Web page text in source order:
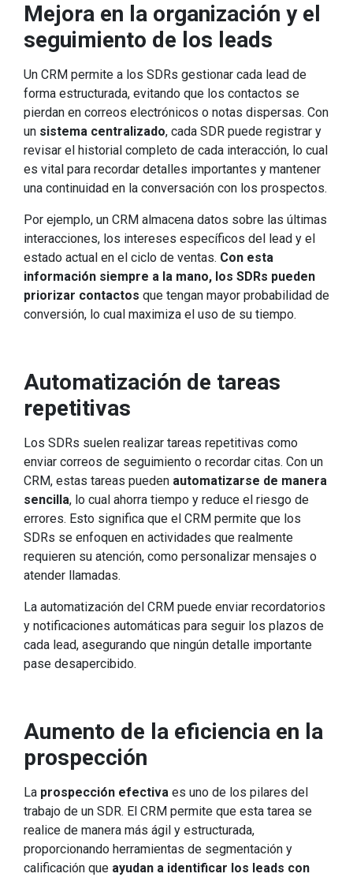
Mejora en la organización y el
seguimiento de los leads
Un CRM permite a los SDRs gestionar cada lead de
forma estructurada, evitando que los contactos se
pierdan en correos electrónicos o notas dispersas. Con
un sistema centralizado, cada SDR puede registrar y
revisar el historial completo de cada interacción, lo cual
es vital para recordar detalles importantes y mantener
una continuidad en la conversación con los prospectos.
Por ejemplo, un CRM almacena datos sobre las últimas
interacciones, los intereses específicos del lead y el
estado actual en el ciclo de ventas. Con esta
información siempre a la mano, los SDRs pueden
priorizar contactos que tengan mayor probabilidad de
conversión, lo cual maximiza el uso de su tiempo.
Automatización de tareas
repetitivas
Los SDRs suelen realizar tareas repetitivas como
enviar correos de seguimiento o recordar citas. Con un
CRM, estas tareas pueden automatizarse de manera
sencilla, lo cual ahorra tiempo y reduce el riesgo de
errores. Esto significa que el CRM permite que los
SDRs se enfoquen en actividades que realmente
requieren su atención, como personalizar mensajes o
atender llamadas.
La automatización del CRM puede enviar recordatorios
y notificaciones automáticas para seguir los plazos de
cada lead, asegurando que ningún detalle importante
pase desapercibido.
Aumento de la eficiencia en la
prospección
La prospección efectiva es uno de los pilares del
trabajo de un SDR. El CRM permite que esta tarea se
realice de manera más ágil y estructurada,
proporcionando herramientas de segmentación y
calificación que ayudan a identificar los leads con